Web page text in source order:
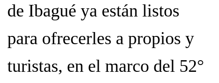
de Ibagué ya están listos
para ofrecerles a propios y
turistas, en el marco del 52°